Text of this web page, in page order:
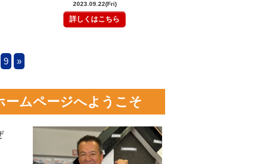
2023.09.22(Fri)
詳しくはこちら
9 »
ームページへようこそ